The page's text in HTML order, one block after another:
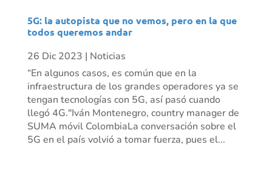
5G: la autopista que no vemos, pero en la que
todos queremos andar
26 Dic 2023 | Noticias
“En algunos casos, es común que en la
infraestructura de los grandes operadores ya se
tengan tecnologías con 5G, así pasó cuando
llegó 4G."Iván Montenegro, country manager de
SUMA móvil ColombiaLa conversación sobre el
5G en el país volvió a tomar fuerza, pues el...